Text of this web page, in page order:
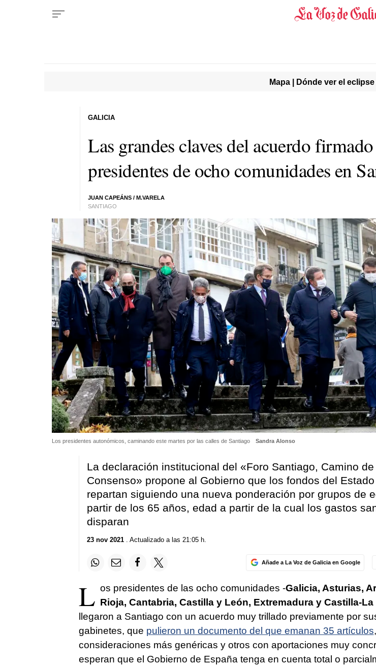
Mapa | Dónde ver el
Las grandes claves del acuerdo
presidentes de ocho comunidades en
JUAN CAPEÁNS /M.VARELA
SANTIAGO
GALICIA
Los presidentes autonómicos, caminando este martes por las calles de Santiago Sandra Alonso
La declaración institucional del «Foro Santiago, Camino de
Consenso» propone al Gobierno que los fondos del
repartan siguiendo una nueva ponderación por grupos de
partir de los 65 años, edad a partir de la cual los gastos
disparan
23 nov 2021. Actualizado a las 21:05 h.
Añade a La Voz de Galicia en Google
L os presidentes de las ocho comunidades -Galicia, Asturias,
Rioja, Cantabria, Castilla y León, Extremadura y Castilla-La
llegaron a Santiago con un acuerdo muy trillado previamente por
gabinetes, que pulieron un documento del que emanan 35 artículos
consideraciones más genéricas y otros con aportaciones muy
esperan que el Gobierno de España tenga en cuenta total o